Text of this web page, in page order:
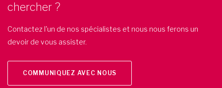
chercher ?
Contactez l'un de nos spécialistes et nous nous ferons un
devoir de vous assister.
COMMUNIQUEZ AVEC NOUS